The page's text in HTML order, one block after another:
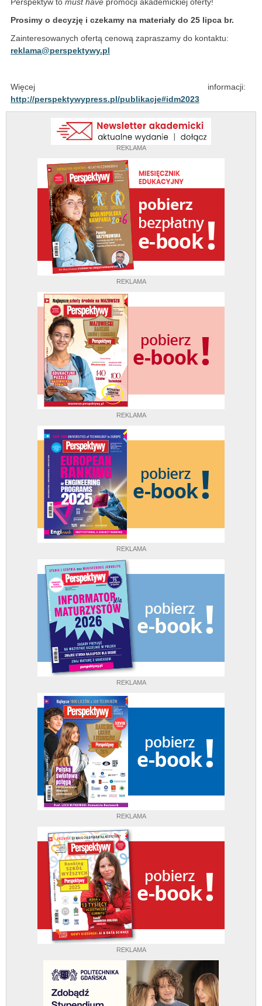
REKLAMA
REKLAMA
REKLAMA
REKLAMA
REKLAMA
REKLAMA
REKLAMA
Perspektyw to must have promocji akademickiej oferty!
Prosimy o decyzję i czekamy na materiały do 25 lipca br.
Zainteresowanych ofertą cenową zapraszamy do kontaktu:
reklama@perspektywy.pl
Więcej informacji:
http://perspektywypress.pl/publikacje#idm2023